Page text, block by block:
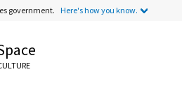
government. Here's how you know.